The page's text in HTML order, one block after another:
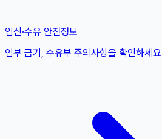
임신·수유 안전정보
임부 금기, 수유부 주의사항을 확인하세요